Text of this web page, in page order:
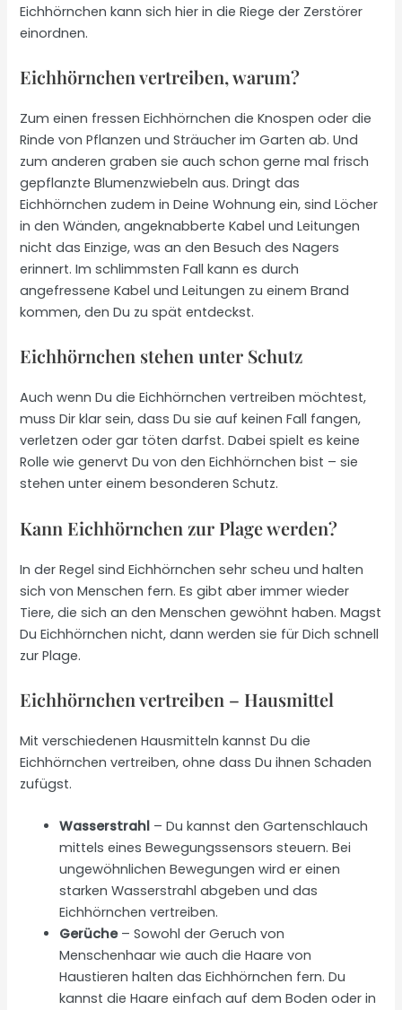
Eichhörnchen kann sich hier in die Riege der Zerstörer
einordnen.
Eichhörnchen vertreiben, warum?
Zum einen fressen Eichhörnchen die Knospen oder die
Rinde von Pflanzen und Sträucher im Garten ab. Und
zum anderen graben sie auch schon gerne mal frisch
gepflanzte Blumenzwiebeln aus. Dringt das
Eichhörnchen zudem in Deine Wohnung ein, sind Löcher
in den Wänden, angeknabberte Kabel und Leitungen
nicht das Einzige, was an den Besuch des Nagers
erinnert. Im schlimmsten Fall kann es durch
angefressene Kabel und Leitungen zu einem Brand
kommen, den Du zu spät entdeckst.
Eichhörnchen stehen unter Schutz
Auch wenn Du die Eichhörnchen vertreiben möchtest,
muss Dir klar sein, dass Du sie auf keinen Fall fangen,
verletzen oder gar töten darfst. Dabei spielt es keine
Rolle wie genervt Du von den Eichhörnchen bist – sie
stehen unter einem besonderen Schutz.
Kann Eichhörnchen zur Plage werden?
In der Regel sind Eichhörnchen sehr scheu und halten
sich von Menschen fern. Es gibt aber immer wieder
Tiere, die sich an den Menschen gewöhnt haben. Magst
Du Eichhörnchen nicht, dann werden sie für Dich schnell
zur Plage.
Eichhörnchen vertreiben – Hausmittel
Mit verschiedenen Hausmitteln kannst Du die
Eichhörnchen vertreiben, ohne dass Du ihnen Schaden
zufügst.
Wasserstrahl – Du kannst den Gartenschlauch
mittels eines Bewegungssensors steuern. Bei
ungewöhnlichen Bewegungen wird er einen
starken Wasserstrahl abgeben und das
Eichhörnchen vertreiben.
Gerüche– Sowohl der Geruch von
Menschenhaar wie auch die Haare von
Haustieren halten das Eichhörnchen fern. Du
kannst die Haare einfach auf dem Boden oder in